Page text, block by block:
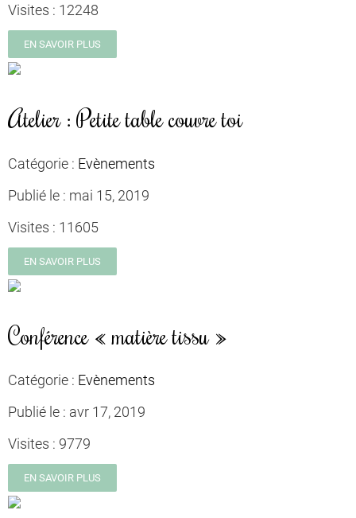
Visites : 12248
EN SAVOIR PLUS
Atelier : Petite table couvre toi
Catégorie : Evènements
Publié le : mai 15, 2019
Visites : 11605
EN SAVOIR PLUS
Conférence « matière tissu »
Catégorie : Evènements
Publié le : avr 17, 2019
Visites : 9779
EN SAVOIR PLUS